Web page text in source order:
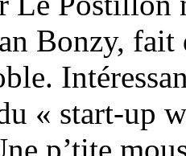
Bonzy,
« start-up